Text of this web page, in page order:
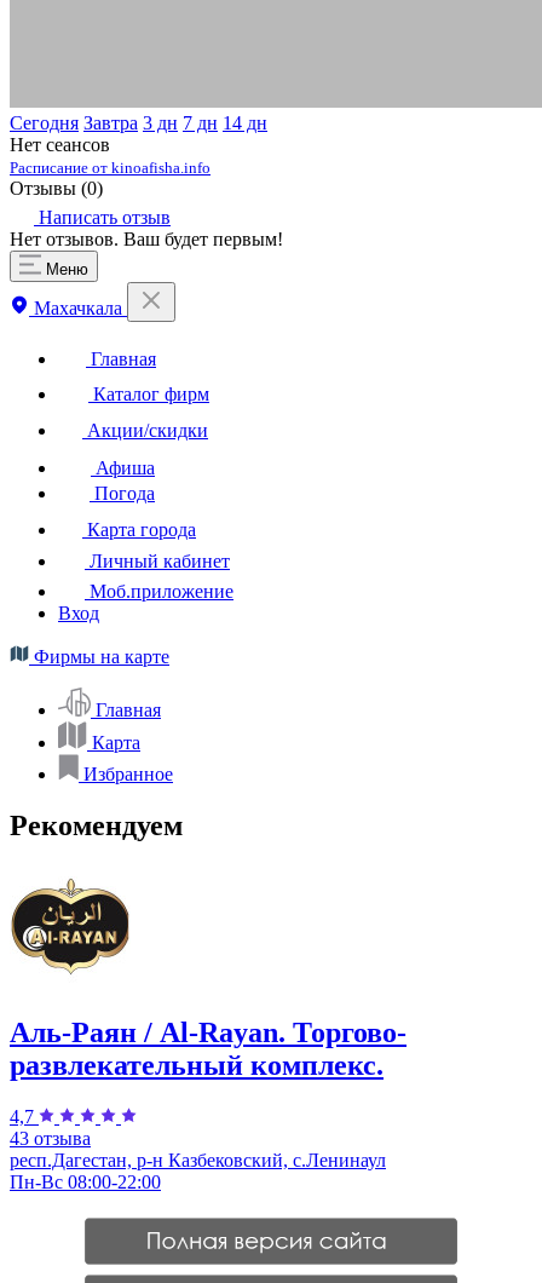
Сегодня Завтра 3 дн 7 дн 14 дн
Нет сеансов
Расписание от kinoafisha.info
Отзывы (0)
Написать отзыв
Нет отзывов. Ваш будет первым!
Меню
Махачкала
Главная
Каталог фирм
Акции/скидки
Афиша
Погода
Карта города
Личный кабинет
Моб.приложение
Вход
Фирмы на карте
Главная
Карта
Избранное
Рекомендуем
Аль-Раян / Al-Rayan. Торгово-
развлекательный комплекс.
4,7
43 отзыва
респ.Дагестан, р-н Казбековский, с.Ленинаул
Пн-Вс 08:00-22:00